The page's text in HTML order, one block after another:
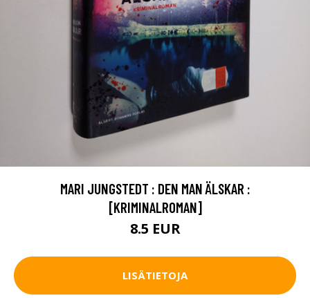
MARI JUNGSTEDT : DEN MAN ÄLSKAR :
[KRIMINALROMAN]
8.5 EUR
LISÄTIETOJA